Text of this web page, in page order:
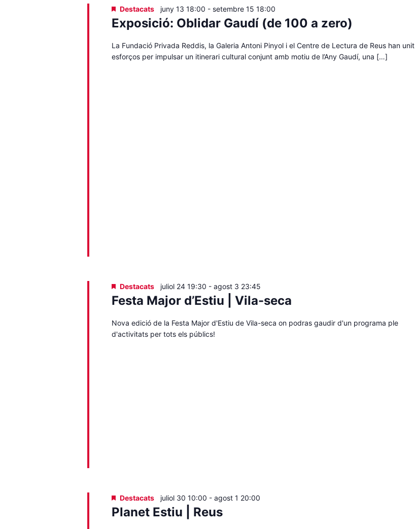
Exposició: Oblidar Gaudí (de 100 a zero)
Destacats juny 13 18:00 - setembre 15 18:00
La Fundació Privada Reddis, la Galeria Antoni Pinyol i el Centre de Lectura de Reus han unit
esforços per impulsar un itinerari cultural conjunt amb motiu de l’Any Gaudí, una […]
Festa Major d’Estiu | Vila-seca
Destacats juliol 24 19:30 - agost 3 23:45
Nova edició de la Festa Major d'Estiu de Vila-seca on podras gaudir d'un programa ple
d'activitats per tots els públics!
Planet Estiu | Reus
Destacats juliol 30 10:00 - agost 1 20:00